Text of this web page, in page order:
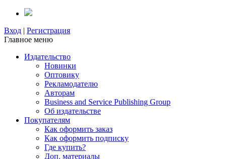
Вход | Регистрация
Главное меню
Издательство
Новинки
Оптовику
Рекламодателю
Авторам
Business and Service Publishing Group
Об издательстве
Покупателям
Как оформить заказ
Как оформить подписку
Где купить?
Доп. материалы